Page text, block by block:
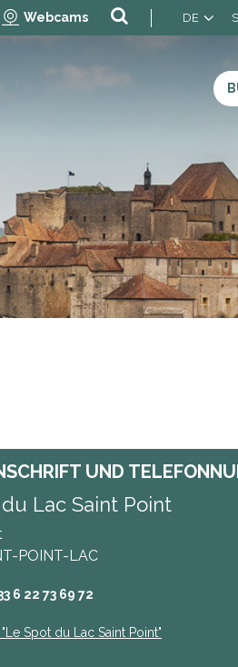
Webcams DE
UND
Lac Saint Point
POINT-LAC
6 22 73 69 72
"Le Spot du Lac Saint Point"